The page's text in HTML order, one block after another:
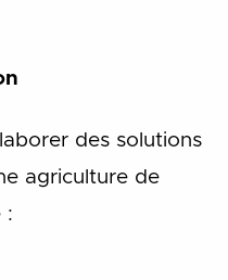
des solutions
agriculture de
: